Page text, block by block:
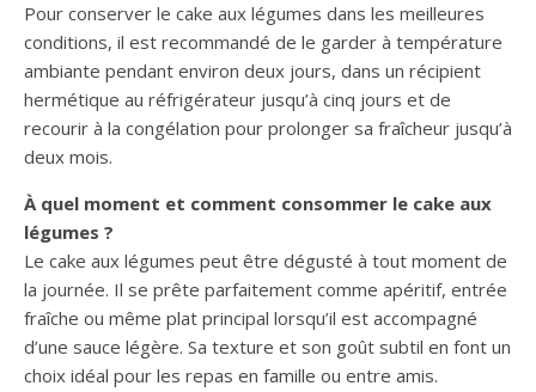
Pour conserver le cake aux légumes dans les meilleures
conditions, il est recommandé de le garder à température
ambiante pendant environ deux jours, dans un récipient
hermétique au réfrigérateur jusqu’à cinq jours et de
recourir à la congélation pour prolonger sa fraîcheur jusqu’à
deux mois.
À quel moment et comment consommer le cake aux
légumes ?
Le cake aux légumes peut être dégusté à tout moment de
la journée. Il se prête parfaitement comme apéritif, entrée
fraîche ou même plat principal lorsqu’il est accompagné
d’une sauce légère. Sa texture et son goût subtil en font un
choix idéal pour les repas en famille ou entre amis.